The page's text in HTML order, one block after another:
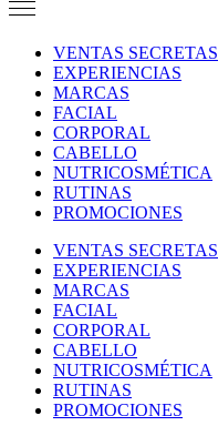
VENTAS SECRETAS
EXPERIENCIAS
MARCAS
FACIAL
CORPORAL
CABELLO
NUTRICOSMÉTICA
RUTINAS
PROMOCIONES
VENTAS SECRETAS
EXPERIENCIAS
MARCAS
FACIAL
CORPORAL
CABELLO
NUTRICOSMÉTICA
RUTINAS
PROMOCIONES